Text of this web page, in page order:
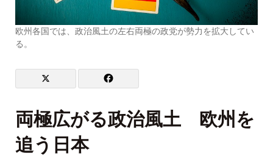
欧州各国では、政治風土の左右両極の政党が勢力を拡大してい
る。
両極広がる政治風土 欧州を
追う日本